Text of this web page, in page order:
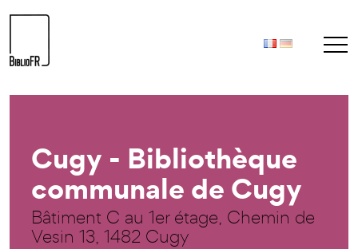
Cugy - Bibliothèque
communale de Cugy
Bâtiment C au 1er étage, Chemin de
Vesin 13, 1482 Cugy